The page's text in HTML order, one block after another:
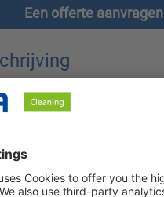
Een offerte aanvragen
kenmerken